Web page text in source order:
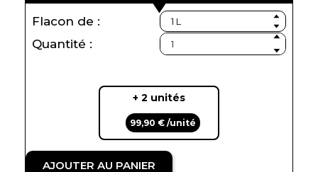
Flacon de :
Quantité :
+ 2 unités
99,90 € /unité
AJOUTER AU PANIER